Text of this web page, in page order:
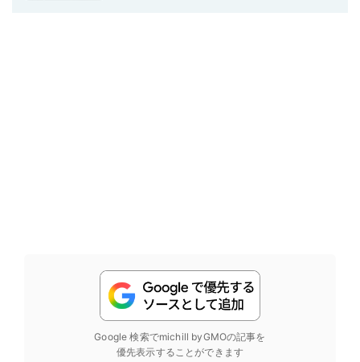
Google 検索でmichill byGMOの記事を
優先表示することができます